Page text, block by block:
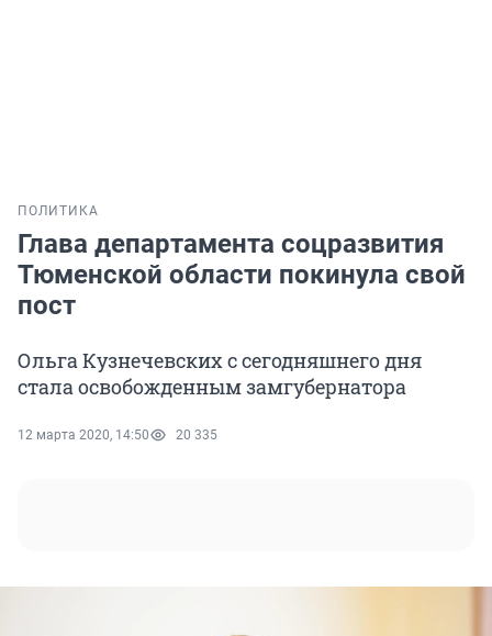
ПОЛИТИКА
Глава департамента соцразвития
Тюменской области покинула свой
пост
Ольга Кузнечевских с сегодняшнего дня
стала освобожденным замгубернатора
12 марта 2020, 14:50 20 335